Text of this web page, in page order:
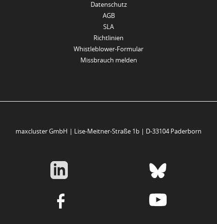
Datenschutz
AGB
SLA
Richtlinien
Whistleblower-Formular
Missbrauch melden
maxcluster GmbH | Lise-Meitner-Straße 1b | D-33104 Paderborn